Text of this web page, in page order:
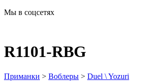
Мы в соцсетях
R1101-RBG
Приманки > Воблеры > Duel \ Yozuri